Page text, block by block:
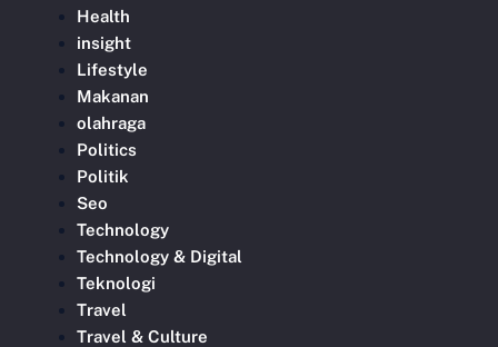
Health
insight
Lifestyle
Makanan
olahraga
Politics
Politik
Seo
Technology
Technology & Digital
Teknologi
Travel
Travel & Culture